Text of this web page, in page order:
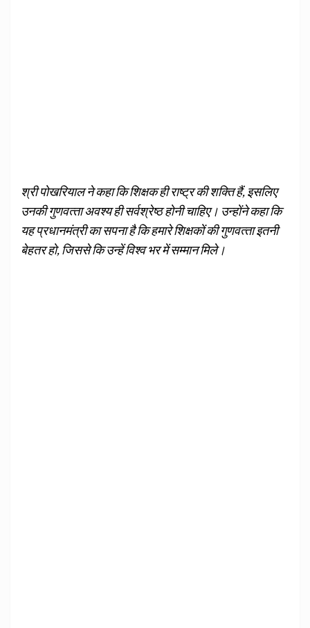
श्री पोखरियाल ने कहा कि शिक्षक ही राष्‍ट्र की शक्ति हैं, इसलिए
उनकी गुणवत्‍ता अवश्‍य ही सर्वश्रेष्‍ठ होनी चाहिए। उन्‍होंने कहा कि
यह प्रधानमंत्री का सपना है कि हमारे शिक्षकों की गुणवत्‍ता इतनी
बेहतर हो, जिससे कि उन्‍हें विश्‍व भर में सम्‍मान मिले।